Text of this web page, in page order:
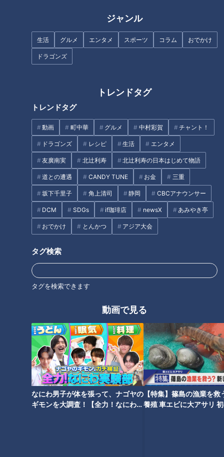
ジャンル
生活 グルメ エンタメ スポーツ コラム おでかけ
ドラゴンズ
トレンドタグ
トレンドタグ
動画 町中華 グルメ 中村彩賀 チャント！
ドラゴンズ レシピ 生活 エンタメ
友廣南実 北辻利寿 北辻利寿の日本はじめて物語
道との遭遇 CANDY TUNE お金 三重
坂下千里子 角上清司 静岡 CBCアナウンサー
DCM SDGs if珈琲店 newsX あみやき亭
おでかけ とんかつ アジア大会
タグ検索
タグを検索できます
動画で見る
なにわ男子が体を張って、ナゴヤの
ギモンを大調査！【全力！なにわ実
【特集】篠島の漁業を救
養殖 車エビに大アサリ
ス！？猛暑にオススメの新感覚
ングフレイル”を予防する方法
タグ
生活 健康 水城あやの
番組紹介
チャント！
チャント知っ得！なるほどドクター
身近な生活情報から芸能、どこよりも詳しい天気情報などなど、東
海3県にとことん寄り添う新しい報道・情報番組。毎週月～金曜 午
後3:49～5:50放送（金曜は午後4:50～5:50放送）。
ホームページ
オススメ関連コンテンツ